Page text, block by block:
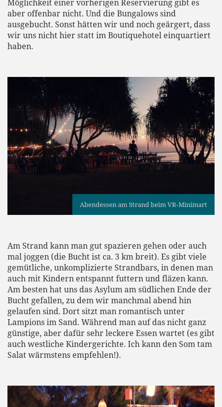
Möglichkeit einer vorherigen Reservierung gibt es
aber offenbar nicht. Und die Bungalows sind
ausgebucht. Sonst hätten wir und noch geärgert, dass
wir uns nicht hier statt im Boutiquehotel einquartiert
haben.
Abendessen am Strand beim VR-Minimart
Am Strand kann man gut spazieren gehen oder auch
mal joggen (die Bucht ist ca. 3 km breit). Es gibt viele
gemütliche, unkomplizierte Strandbars, in denen man
auch mit Kindern entspannt futtern und fläzen kann.
Am besten hat uns das Asylum am südlichen Ende der
Bucht gefallen, zu dem wir manchmal abend hin
gelaufen sind. Dort sitzt man romantisch unter
Lampions im Sand. Während man auf das nicht ganz
günstige, aber dafür sehr leckere Essen wartet (es gibt
auch westliche Kindergerichte. Ich kann den Som tam
Salat wärmstens empfehlen!).